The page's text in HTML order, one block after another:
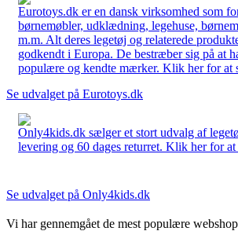
Eurotoys.dk er en dansk virksomhed som
børnemøbler, udklædning, legehuse,
m.m. Alt deres legetøj og relaterede
godkendt i Europa. De bestræber sig på at
populære og kendte mærker. Klik her for at
Se udvalget på Eurotoys.dk
Only4kids.dk sælger et stort udvalg af
levering og 60 dages returret. Klik her for at
Se udvalget på Only4kids.dk
Vi har gennemgået de mest populære